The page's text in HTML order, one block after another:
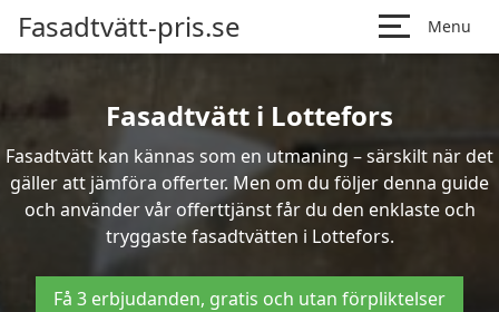
Fasadtvätt-pris.se Menu
Fasadtvätt i Lottefors
Fasadtvätt kan kännas som en utmaning – särskilt när det
gäller att jämföra offerter. Men om du följer denna guide
och använder vår offerttjänst får du den enklaste och
tryggaste fasadtvätten i Lottefors.
Få 3 erbjudanden, gratis och utan förpliktelser